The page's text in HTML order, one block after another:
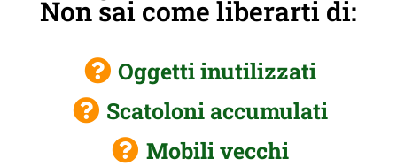
Non sai come liberarti di:
Oggetti inutilizzati
Scatoloni accumulati
Mobili vecchi